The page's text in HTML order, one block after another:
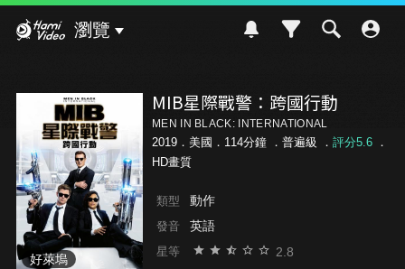
瀏覽
好萊塢
MIB星際戰警：跨國行動
MEN IN BLACK: INTERNATIONAL
2019．美國．114分鐘 ． 普遍級 ． 評分5.6．
HD畫質
類型 動作
發音 英語
星等 2.8